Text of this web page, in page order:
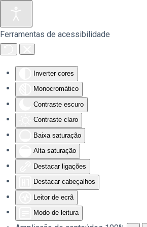
Ferramentas de acessibilidade
Inverter cores
Monocromático
Contraste escuro
Contraste claro
Baixa saturação
Alta saturação
Destacar ligações
Destacar cabeçalhos
Leitor de ecrã
Modo de leitura
Saltar para o conteúdo principal